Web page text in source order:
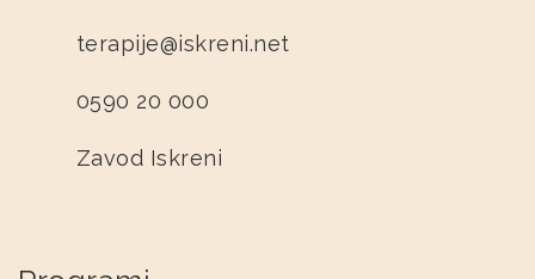
terapije@iskreni.net
0590 20 000
Zavod Iskreni